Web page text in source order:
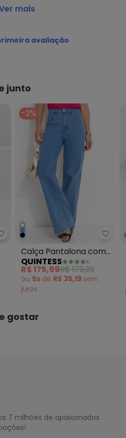
Heart - 280506 Azul
mais
avaliação
junto
Essendi - Calça Feminina Azul
-2%
Calça Pantalona com
Bolsos Jeans Claro
QUINTESS
R$ 175,99R$ 179,99
ou 5x de R$ 35,19 sem
juros
gostar
7 milhões de apaixonados